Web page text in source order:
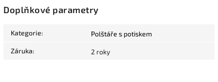
Doplňkové parametry
Kategorie: Polštáře s potiskem
Záruka: 2 roky